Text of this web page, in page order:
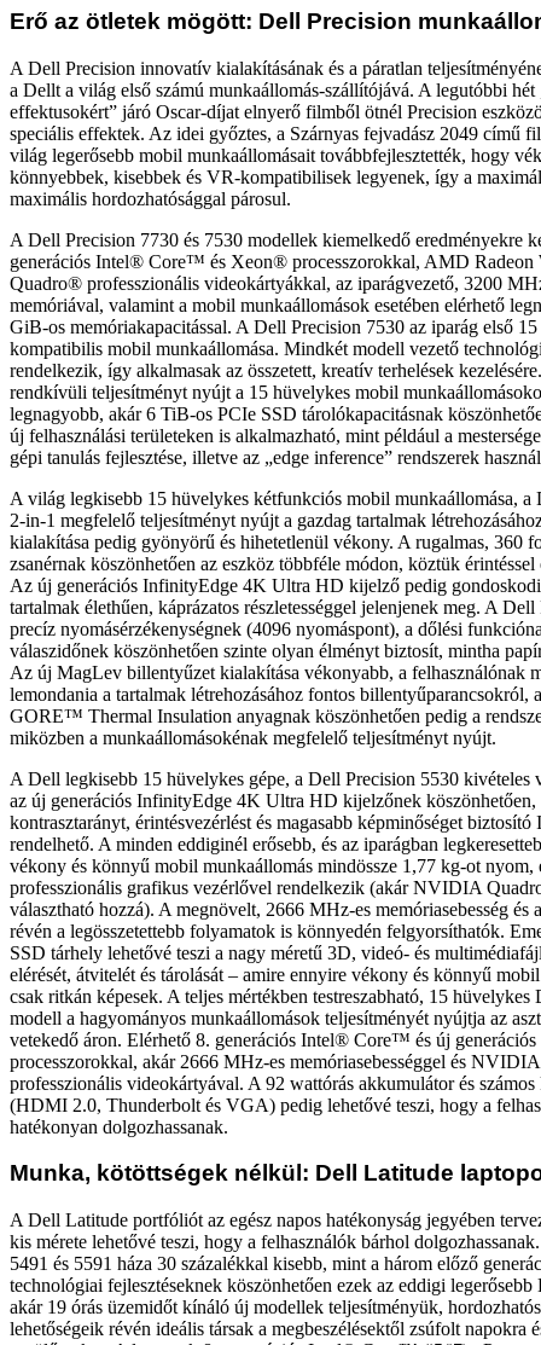
Erő az ötletek mögött: Dell Precision
A Dell Precision innovatív kialakításának és a páratlan
a Dellt a világ első számú munkaállomás-szállítójává. A legutóbbi
effektusokért” járó Oscar-díjat elnyerő filmből ötnél Precision
speciális effektek. Az idei győztes, a Szárnyas fejvadász 2049 című
világ legerősebb mobil munkaállomásait továbbfejlesztették, hogy
könnyebbek, kisebbek és VR-kompatibilisek legyenek, így a
maximális hordozhatósággal párosul.
A Dell Precision 7730 és 7530 modellek kiemelkedő eredményekre
generációs Intel® Core™ és Xeon® processzorokkal, AMD
Quadro® professzionális videokártyákkal, az iparágvezető, 3200
memóriával, valamint a mobil munkaállomások esetében elérhető
GiB-os memóriakapacitással. A Dell Precision 7530 az iparág első
kompatibilis mobil munkaállomása. Mindkét modell vezető
rendelkezik, így alkalmasak az összetett, kreatív terhelések
rendkívüli teljesítményt nyújt a 15 hüvelykes mobil
legnagyobb, akár 6 TiB-os PCIe SSD tárolókapacitásnak
új felhasználási területeken is alkalmazható, mint például a
gépi tanulás fejlesztése, illetve az „edge inference” rendszerek
A világ legkisebb 15 hüvelykes kétfunkciós mobil munkaállomása, a
2-in-1 megfelelő teljesítményt nyújt a gazdag tartalmak
kialakítása pedig gyönyörű és hihetetlenül vékony. A rugalmas, 360
zsanérnak köszönhetően az eszköz többféle módon, köztük
Az új generációs InfinityEdge 4K Ultra HD kijelző pedig
tartalmak élethűen, káprázatos részletességgel jelenjenek meg. A Dell
precíz nyomásérzékenységnek (4096 nyomáspont), a dőlési
válaszidőnek köszönhetően szinte olyan élményt biztosít, mintha
Az új MagLev billentyűzet kialakítása vékonyabb, a felhasználónak
lemondania a tartalmak létrehozásához fontos billentyűparancsokról,
GORE™ Thermal Insulation anyagnak köszönhetően pedig a
miközben a munkaállomásokénak megfelelő teljesítményt nyújt.
A Dell legkisebb 15 hüvelykes gépe, a Dell Precision 5530 kivételes
az új generációs InfinityEdge 4K Ultra HD kijelzőnek köszönhetően,
kontrasztarányt, érintésvezérlést és magasabb képminőséget
rendelhető. A minden eddiginél erősebb, és az iparágban
vékony és könnyű mobil munkaállomás mindössze 1,77 kg-ot nyom,
professzionális grafikus vezérlővel rendelkezik (akár NVIDIA
választható hozzá). A megnövelt, 2666 MHz-es memóriasebesség és
révén a legösszetettebb folyamatok is könnyedén felgyorsíthatók.
SSD tárhely lehetővé teszi a nagy méretű 3D, videó- és
elérését, átvitelét és tárolását – amire ennyire vékony és könnyű
csak ritkán képesek. A teljes mértékben testreszabható, 15
modell a hagyományos munkaállomások teljesítményét nyújtja az
vetekedő áron. Elérhető 8. generációs Intel® Core™ és új
processzorokkal, akár 2666 MHz-es memóriasebességgel és
professzionális videokártyával. A 92 wattórás akkumulátor és
(HDMI 2.0, Thunderbolt és VGA) pedig lehetővé teszi, hogy a
hatékonyan dolgozhassanak.
Munka, kötöttségek nélkül: Dell Latitude
A Dell Latitude portfóliót az egész napos hatékonyság jegyében
kis mérete lehetővé teszi, hogy a felhasználók bárhol
5491 és 5591 háza 30 százalékkal kisebb, mint a három előző
technológiai fejlesztéseknek köszönhetően ezek az eddigi
akár 19 órás üzemidőt kínáló új modellek teljesítményük,
lehetőségeik révén ideális társak a megbeszélésektől zsúfolt napokra